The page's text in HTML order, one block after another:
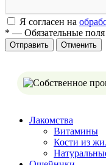
Я согласен на
* — Обязательные поля
Отменить
Лакомства
Витамины
Кости из